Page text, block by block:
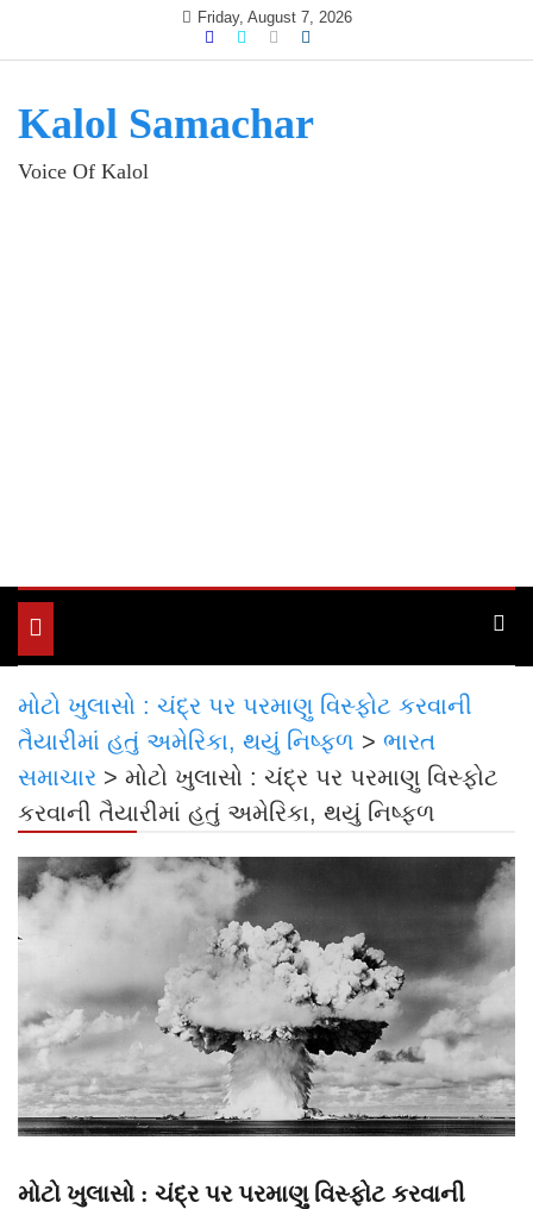
Friday, August 7, 2026
Kalol Samachar
Voice Of Kalol
Toggle
navigation
મોટો ખુલાસો : ચંદ્ર પર પરમાણુ વિસ્ફોટ કરવાની
તૈયારીમાં હતું અમેરિકા, થયું નિષ્ફ્ળ > ભારત
સમાચાર > મોટો ખુલાસો : ચંદ્ર પર પરમાણુ વિસ્ફોટ
કરવાની તૈયારીમાં હતું અમેરિકા, થયું નિષ્ફ્ળ
મોટો ખુલાસો : ચંદ્ર પર પરમાણુ વિસ્ફોટ કરવાની